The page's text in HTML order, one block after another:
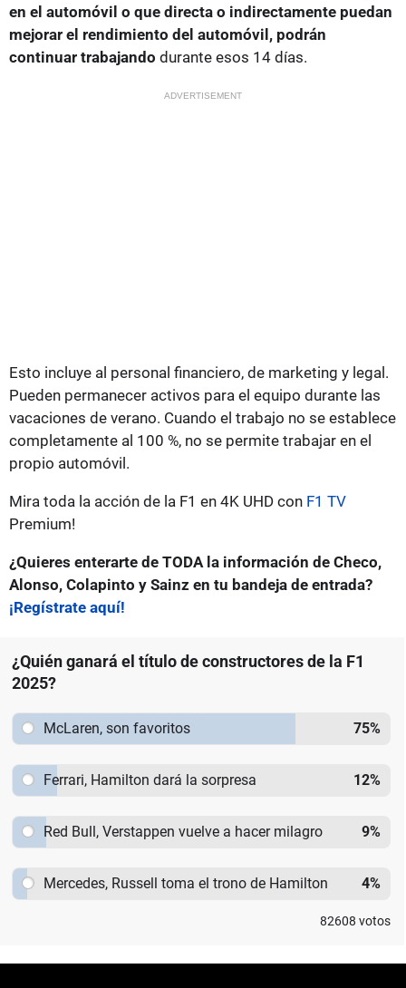
en el automóvil o que directa o indirectamente puedan
mejorar el rendimiento del automóvil, podrán
continuar trabajando durante esos 14 días.
ADVERTISEMENT
Esto incluye al personal financiero, de marketing y legal.
Pueden permanecer activos para el equipo durante las
vacaciones de verano. Cuando el trabajo no se establece
completamente al 100 %, no se permite trabajar en el
propio automóvil.
Mira toda la acción de la F1 en 4K UHD con F1 TV
Premium!
¿Quieres enterarte de TODA la información de Checo,
Alonso, Colapinto y Sainz en tu bandeja de entrada?
¡Regístrate aquí!
¿Quién ganará el título de constructores de la F1
2025?
McLaren, son favoritos 75%
Ferrari, Hamilton dará la sorpresa 12%
Red Bull, Verstappen vuelve a hacer milagro 9%
Mercedes, Russell toma el trono de Hamilton 4%
82608 votos